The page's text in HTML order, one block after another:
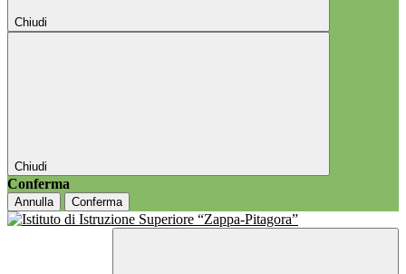
Chiudi
Chiudi
Conferma
Annulla Conferma